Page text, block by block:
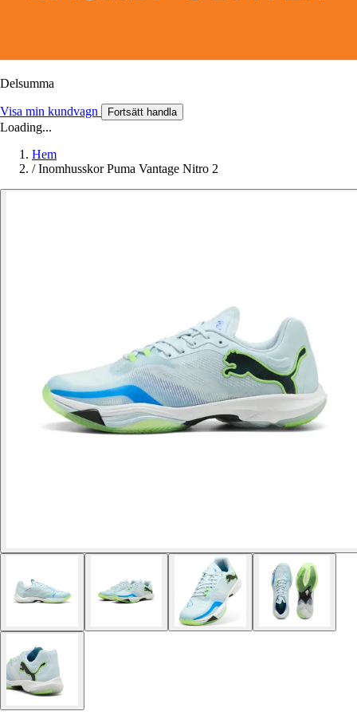
Delsumma
Visa min kundvagn Fortsätt handla
Loading...
Hem
/ Inomhusskor Puma Vantage Nitro 2